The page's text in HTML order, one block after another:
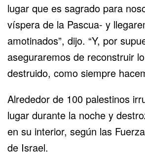
lugar que es sagrado para
víspera de la Pascua- y
amotinados”, dijo. “Y, por
aseguraremos de reconstruir
destruido, como siempre
Alrededor de 100 palestinos
lugar durante la noche y
en su interior, según las
de Israel.